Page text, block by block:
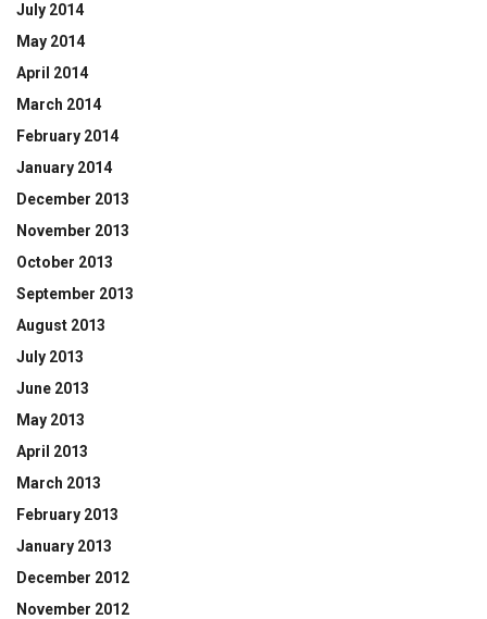
July 2014
May 2014
April 2014
March 2014
February 2014
January 2014
December 2013
November 2013
October 2013
September 2013
August 2013
July 2013
June 2013
May 2013
April 2013
March 2013
February 2013
January 2013
December 2012
November 2012